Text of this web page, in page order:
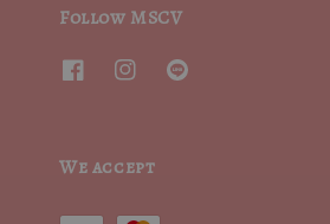
Follow MSCV
We accept